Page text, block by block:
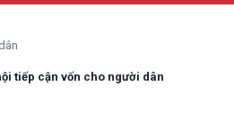
tiếp cận vốn cho người dân